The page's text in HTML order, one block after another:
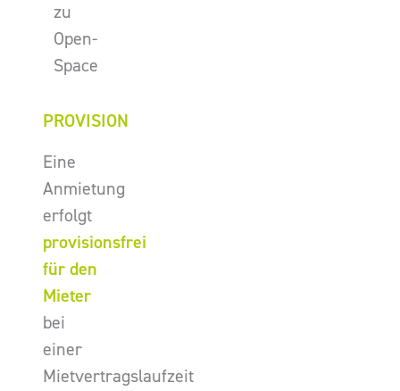
zu
Open-
Space
PROVISION
Eine
Anmietung
erfolgt
provisionsfrei
für den
Mieter
bei
einer
Mietvertragslaufzeit